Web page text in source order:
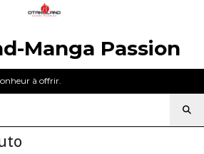
Manga Passion
à offrir.